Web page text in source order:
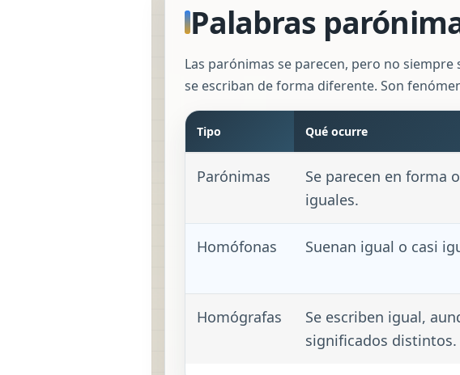
Palabras
Las parónimas se parecen, pero no
se escriban de forma diferente. Son
Tipo Qué ocurre
Parónimas
Se parecen en forma
iguales.
Homófonas Suenan igual o casi
Homógrafas
Se escriben igual,
significados distintos.